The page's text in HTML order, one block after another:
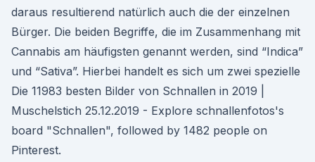
daraus resultierend natürlich auch die der einzelnen
Bürger. Die beiden Begriffe, die im Zusammenhang mit
Cannabis am häufigsten genannt werden, sind “Indica”
und “Sativa”. Hierbei handelt es sich um zwei spezielle
Die 11983 besten Bilder von Schnallen in 2019 |
Muschelstich 25.12.2019 - Explore schnallenfotos's
board "Schnallen", followed by 1482 people on
Pinterest.